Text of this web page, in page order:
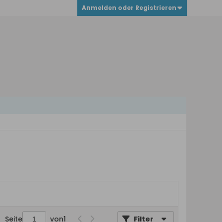
Anmelden oder Registrieren
Seite von1 Filter